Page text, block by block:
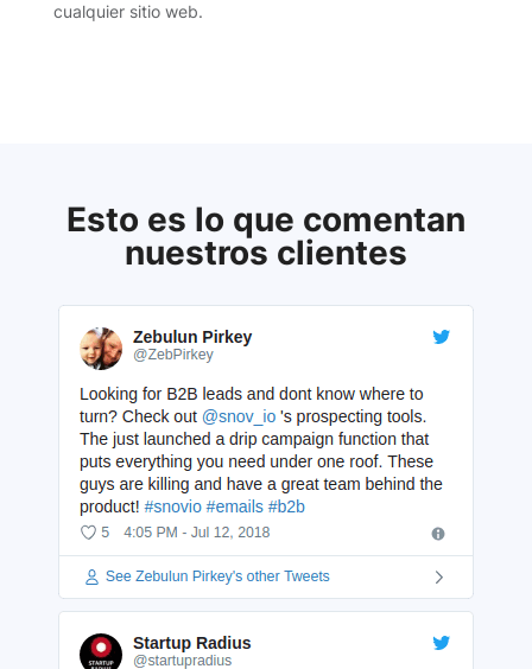
cualquier sitio web.
Esto es lo que comentan
nuestros clientes